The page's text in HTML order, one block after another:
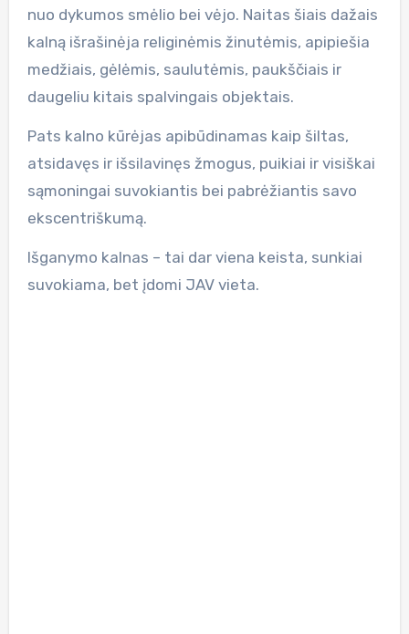
nuo dykumos smėlio bei vėjo. Naitas šiais dažais
kalną išrašinėja religinėmis žinutėmis, apipiešia
medžiais, gėlėmis, saulutėmis, paukščiais ir
daugeliu kitais spalvingais objektais.
Pats kalno kūrėjas apibūdinamas kaip šiltas,
atsidavęs ir išsilavinęs žmogus, puikiai ir visiškai
sąmoningai suvokiantis bei pabrėžiantis savo
ekscentriškumą.
Išganymo kalnas – tai dar viena keista, sunkiai
suvokiama, bet įdomi JAV vieta.